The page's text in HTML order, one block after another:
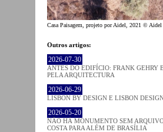
Casa Paisagem, projeto por Aidel, 2021 © Aidel
Outros artigos:
2026-07-30
ANTES DO EDIFÍCIO: FRANK GEHRY
PELA ARQUITECTURA
2026-06-29
LISBON BY DESIGN E LISBON
2026-05-20
NÃO HÁ MONUMENTO SEM
COSTA PARA ALÉM DE BRASÍLIA